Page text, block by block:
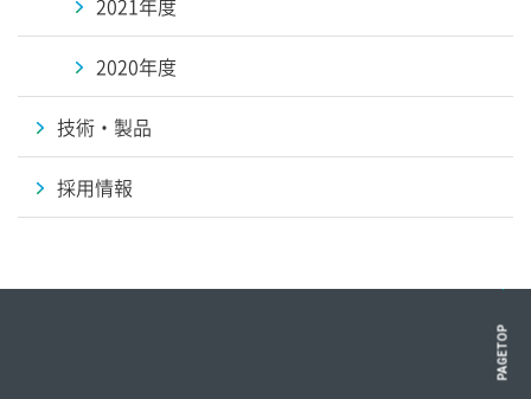
2021年度
2020年度
技術・製品
採用情報
PAGETOP